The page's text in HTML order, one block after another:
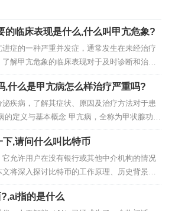
的临床表现是什么,什么叫甲亢危象?
症的一种严重并发症，通常发生在未经治疗
解甲亢危象的临床表现对于及时诊断和治疗
么？ 甲亢危象，又称甲状腺风暴，是甲状腺功
种极端表现形式。它通常是由于体内甲状腺
可能危及生命。甲亢...
,什么是甲亢病怎么样治疗严重吗?
疾病，了解其症状、原因及治疗方法对于患
的定义与基本概念 甲亢病，全称为甲状腺功能
分泌甲状腺激素而引起的一种代谢性疾病。
节新陈代谢、促进生长发育和提高神经系统
腺激素分泌过多时，...
,请问什么叫比特币
允许用户在没有银行或其他中介机构的情况
将深入探讨比特币的工作原理、历史背景、
体系中的地位。 比特币的概念 比特币（Bitc
货币，它不依赖于特定的货币机构发行，而
指的是什么